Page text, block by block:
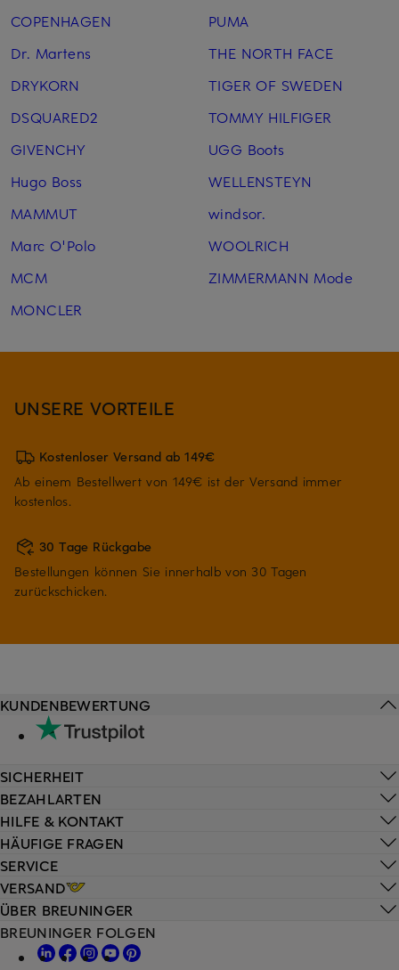
COPENHAGEN
Dr. Martens
DRYKORN
DSQUARED2
GIVENCHY
Hugo Boss
MAMMUT
Marc O'Polo
MCM
MONCLER
PUMA
THE NORTH FACE
TIGER OF SWEDEN
TOMMY HILFIGER
UGG Boots
WELLENSTEYN
windsor.
WOOLRICH
ZIMMERMANN Mode
UNSERE VORTEILE
Kostenloser Versand ab 149€
Ab einem Bestellwert von 149€ ist der Versand immer
kostenlos.
30 Tage Rückgabe
Bestellungen können Sie innerhalb von 30 Tagen
zurückschicken.
HILFE & KONTAKT
HÄUFIGE FRAGEN
SERVICE
VERSAND
KUNDENBEWERTUNG
SICHERHEIT
BEZAHLARTEN
ÜBER BREUNINGER
BREUNINGER FOLGEN